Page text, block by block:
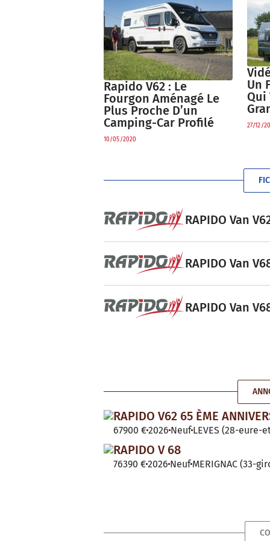
Rapido V62 : Le
Fourgon Aménagé Le
Plus Proche D’un
Camping-Car Profilé
10/05/2020
Un
Qui
27/12/
RAPIDO Van
RAPIDO Van
RAPIDO Van
RAPIDO V62 65 ÈME
67900 €2026 Neuf LEVES (28-eure-
RAPIDO V 68
76390 €2026 Neuf MERIGNAC (33-